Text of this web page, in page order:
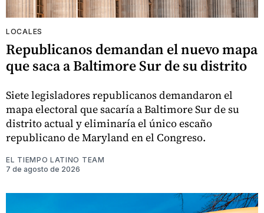
LOCALES
Republicanos demandan el nuevo mapa
que saca a Baltimore Sur de su distrito
Siete legisladores republicanos demandaron el
mapa electoral que sacaría a Baltimore Sur de su
distrito actual y eliminaría el único escaño
republicano de Maryland en el Congreso.
EL TIEMPO LATINO TEAM
7 de agosto de 2026